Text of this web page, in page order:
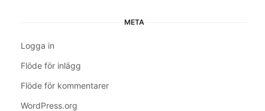
META
Logga in
Flöde för inlägg
Flöde för kommentarer
WordPress.org